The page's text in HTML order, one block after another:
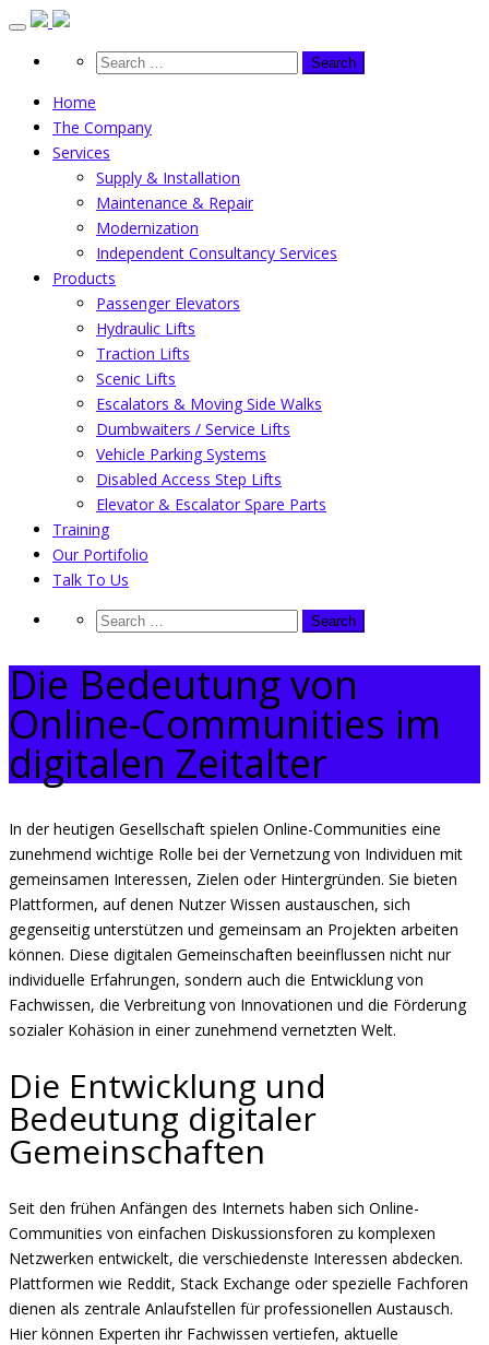
Skip
content
Home
The Company
Services
Supply & Installation
Maintenance & Repair
Modernization
Independent Consultancy Services
Products
Passenger Elevators
Hydraulic Lifts
Traction Lifts
Scenic Lifts
Escalators & Moving Side Walks
Dumbwaiters / Service Lifts
Vehicle Parking Systems
Disabled Access Step Lifts
Elevator & Escalator Spare Parts
Training
Our Portifolio
Talk To Us
Die Bedeutung von
Online-Communities im
digitalen Zeitalter
In der heutigen Gesellschaft spielen Online-Communities eine
zunehmend wichtige Rolle bei der Vernetzung von Individuen mit
gemeinsamen Interessen, Zielen oder Hintergründen. Sie bieten
Plattformen, auf denen Nutzer Wissen austauschen, sich
gegenseitig unterstützen und gemeinsam an Projekten arbeiten
können. Diese digitalen Gemeinschaften beeinflussen nicht nur
individuelle Erfahrungen, sondern auch die Entwicklung von
Fachwissen, die Verbreitung von Innovationen und die Förderung
sozialer Kohäsion in einer zunehmend vernetzten Welt.
Die Entwicklung und
Bedeutung digitaler
Gemeinschaften
Seit den frühen Anfängen des Internets haben sich Online-
Communities von einfachen Diskussionsforen zu komplexen
Netzwerken entwickelt, die verschiedenste Interessen abdecken.
Plattformen wie Reddit, Stack Exchange oder spezielle Fachforen
dienen als zentrale Anlaufstellen für professionellen Austausch.
Hier können Experten ihr Fachwissen vertiefen, aktuelle